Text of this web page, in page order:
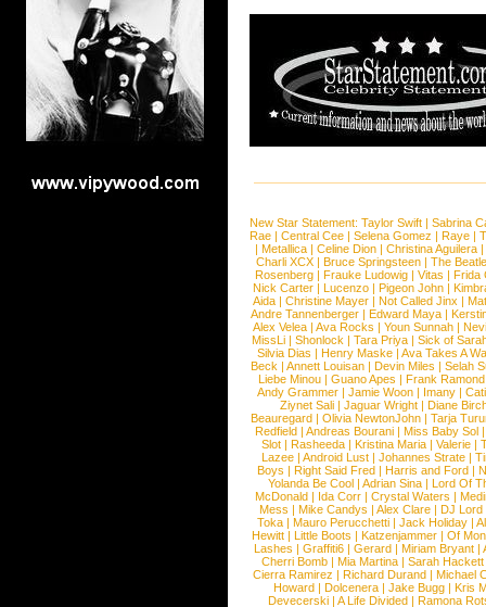
New Star Statement: Taylor Swift | Sabrina
Rae |Central Cee |Selena Gomez |Raye |
| Metallica | Celine Dion | Christina Aguilera |
Charli XCX |Bruce Springsteen |The
Rosenberg | Frauke Ludowig | Vitas | Frida
Nick Carter | Lucenzo | Pigeon John |
Aida |Christine Mayer |Not Called Jinx |
Andre Tannenberger | Edward Maya |
Alex Velea | Ava Rocks | Youn Sunnah |
MissLi | Shonlock | Tara Priya | Sick of
Silvia Dias |Henry Maske |Ava Takes A
Beck |Annett Louisan |Devin Miles |Selah
Liebe Minou |Guano Apes |Frank Ramond
Andy Grammer |Jamie Woon | Imany |
Ziynet Sali |Jaguar Wright |Diane
Beauregard |Olivia NewtonJohn |Tarja
Redfield | Andreas Bourani | Miss Baby Sol
Slot | Rasheeda | Kristina Maria | Valerie |
Lazee | Android Lust | Johannes Strate |
Boys | Right Said Fred | Harris and Ford |
Yolanda Be Cool |Adrian Sina |Lord Of
McDonald | Ida Corr |Crystal Waters |
Mess | Mike Candys | Alex Clare | DJ Lord
Toka | Mauro Perucchetti | Jack Holiday |
Hewitt |Little Boots |Katzenjammer |Of
Lashes |Graffiti6 |Gerard |Miriam Bryant |
Cherri Bomb | Mia Martina | Sarah Hackett
Cierra Ramirez | Richard Durand | Michael
Howard |Dolcenera |Jake Bugg |Kris
Devecerski |A Life Divided |Ramona